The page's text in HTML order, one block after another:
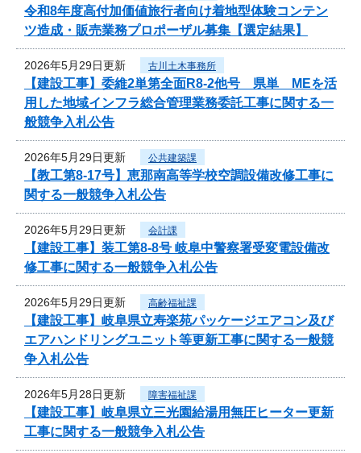
令和8年度高付加価値旅行者向け着地型体験コンテン
ツ造成・販売業務プロポーザル募集【選定結果】
2026年5月29日更新 古川土木事務所
【建設工事】委維2単第全面R8-2他号 県単 MEを活
用した地域インフラ総合管理業務委託工事に関する一
般競争入札公告
2026年5月29日更新 公共建築課
【教工第8-17号】恵那南高等学校空調設備改修工事に
関する一般競争入札公告
2026年5月29日更新 会計課
【建設工事】装工第8-8号 岐阜中警察署受変電設備改
修工事に関する一般競争入札公告
2026年5月29日更新 高齢福祉課
【建設工事】岐阜県立寿楽苑パッケージエアコン及び
エアハンドリングユニット等更新工事に関する一般競
争入札公告
2026年5月28日更新 障害福祉課
【建設工事】岐阜県立三光園給湯用無圧ヒーター更新
工事に関する一般競争入札公告